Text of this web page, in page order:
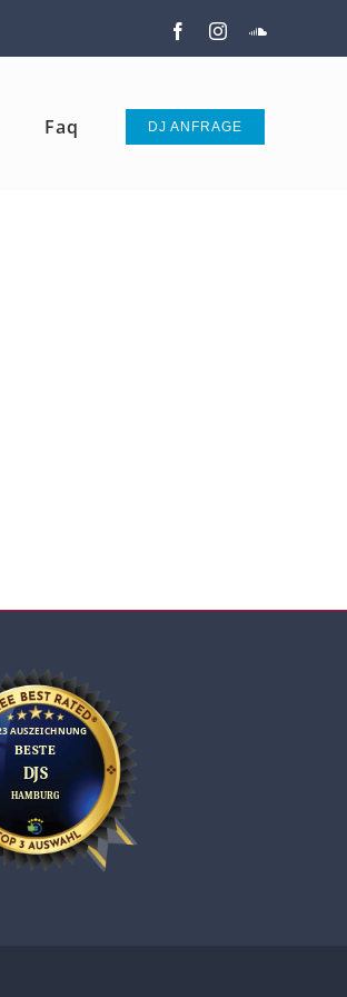
FacebookInstagram
Faq DJ ANFRAGE